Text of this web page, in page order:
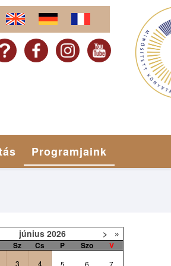
Programjaink
június 2026 > »
Sz Cs P Szo V
3 4 5 6 7